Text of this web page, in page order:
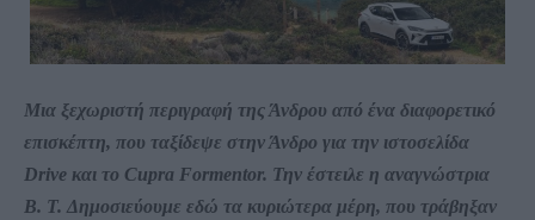
Μια ξεχωριστή περιγραφή της Άνδρου από ένα διαφορετικό
επισκέπτη, που ταξίδεψε στην Άνδρο για την ιστοσελίδα
Drive και το Cupra Formentor. Την έστειλε η αναγνώστρια
Β. T. Δημοσιεύουμε εδώ τα κυριώτερα μέρη, που τράβηξαν